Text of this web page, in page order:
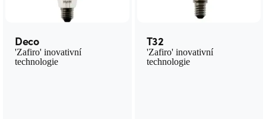
Deco
'Zafiro' inovativní
technologie
T32
'Zafiro' inovativní
technologie